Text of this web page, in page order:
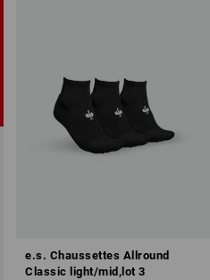
e.s. Chaussettes Allround
Classic light/mid,lot 3